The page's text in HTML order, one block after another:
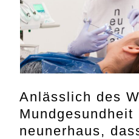
Anlässlich des
Mundgesundheit
neunerhaus,